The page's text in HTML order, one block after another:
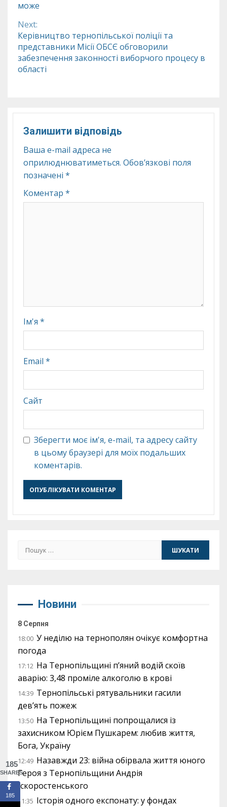
може
Next:
Керівництво тернопільської поліції та
представники Місії ОБСЄ обговорили
забезпечення законності виборчого процесу в
області
Залишити відповідь
Ваша e-mail адреса не
оприлюднюватиметься. Обов’язкові поля
позначені *
Коментар *
Ім'я *
Email *
Сайт
Зберегти моє ім'я, e-mail, та адресу сайту
в цьому браузері для моїх подальших
коментарів.
Пошук:
Новини
8 Серпня
18:00 У неділю на тернополян очікує комфортна
погода
17:12 На Тернопільщині п’яний водій скоїв
аварію: 3,48 проміле алкоголю в крові
14:39 Тернопільські рятувальники гасили
дев’ять пожеж
13:50 На Тернопільщині попрощалися із
захисником Юрієм Пушкарем: любив життя,
Бога, Україну
12:49 Назавжди 23: війна обірвала життя юного
Героя з Тернопільщини Андрія
Іскоростенського
11:35 Історія одного експонату: у фондах
185
SHARES
185